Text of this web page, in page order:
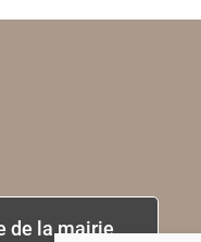
de la mairie